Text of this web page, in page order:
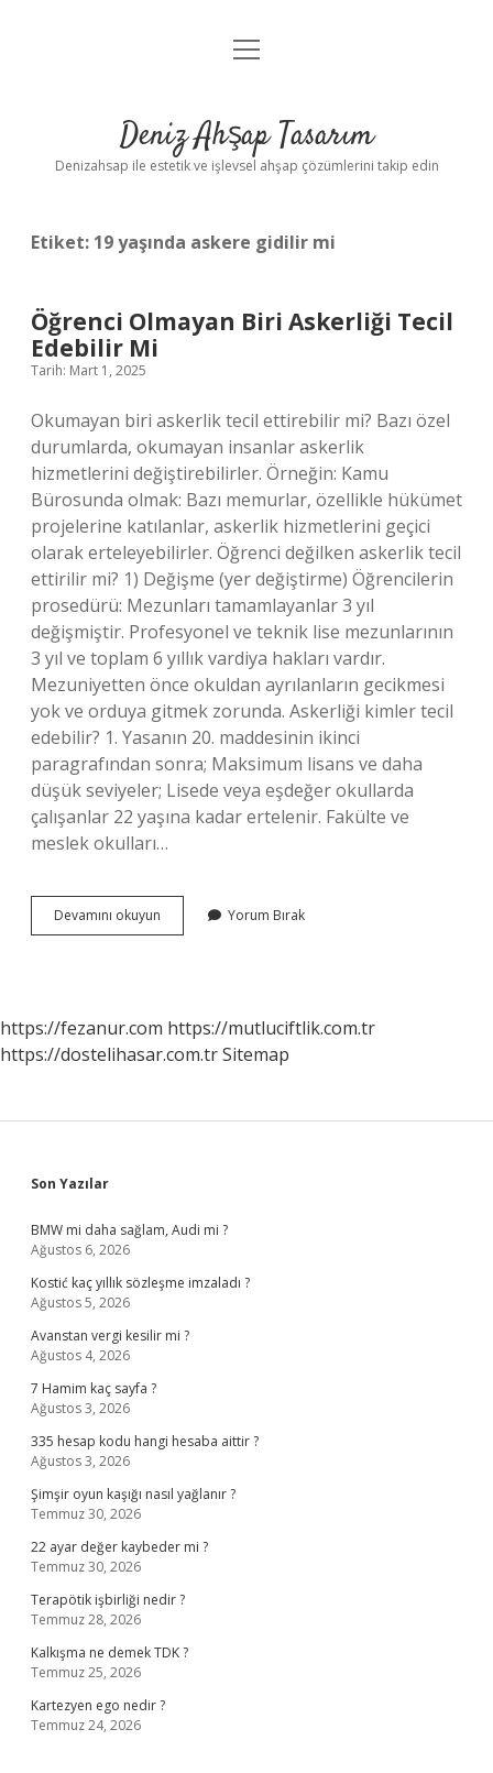
Anasayfa
Yasal Uyarı
menüyü
Deniz Ahşap Tasarım
Denizahsap ile estetik ve işlevsel ahşap çözümlerini takip edin
Etiket: 19 yaşında askere gidilir mi
Öğrenci Olmayan Biri Askerliği Tecil
Edebilir Mi
Tarih: Mart 1, 2025
Okumayan biri askerlik tecil ettirebilir mi? Bazı özel
durumlarda, okumayan insanlar askerlik
hizmetlerini değiştirebilirler. Örneğin: Kamu
Bürosunda olmak: Bazı memurlar, özellikle hükümet
projelerine katılanlar, askerlik hizmetlerini geçici
olarak erteleyebilirler. Öğrenci değilken askerlik tecil
ettirilir mi? 1) Değişme (yer değiştirme) Öğrencilerin
prosedürü: Mezunları tamamlayanlar 3 yıl
değişmiştir. Profesyonel ve teknik lise mezunlarının
3 yıl ve toplam 6 yıllık vardiya hakları vardır.
Mezuniyetten önce okuldan ayrılanların gecikmesi
yok ve orduya gitmek zorunda. Askerliği kimler tecil
edebilir? 1. Yasanın 20. maddesinin ikinci
paragrafından sonra; Maksimum lisans ve daha
düşük seviyeler; Lisede veya eşdeğer okullarda
çalışanlar 22 yaşına kadar ertelenir. Fakülte ve
meslek okulları…
Devamını okuyun Öğrenci
Olmayan
Mi
Yorum Bırak
https://fezanur.com https://mutluciftlik.com.tr
https://dostelihasar.com.trSitemap
Sidebar
Son Yazılar
BMW mi daha sağlam, Audi mi ?
Ağustos 6, 2026
Kostić kaç yıllık sözleşme imzaladı ?
Ağustos 5, 2026
Avanstan vergi kesilir mi ?
Ağustos 4, 2026
7 Hamim kaç sayfa ?
Ağustos 3, 2026
335 hesap kodu hangi hesaba aittir ?
Ağustos 3, 2026
Şimşir oyun kaşığı nasıl yağlanır ?
Temmuz 30, 2026
22 ayar değer kaybeder mi ?
Temmuz 30, 2026
Terapötik işbirliği nedir ?
Temmuz 28, 2026
Kalkışma ne demek TDK ?
Temmuz 25, 2026
Kartezyen ego nedir ?
Temmuz 24, 2026